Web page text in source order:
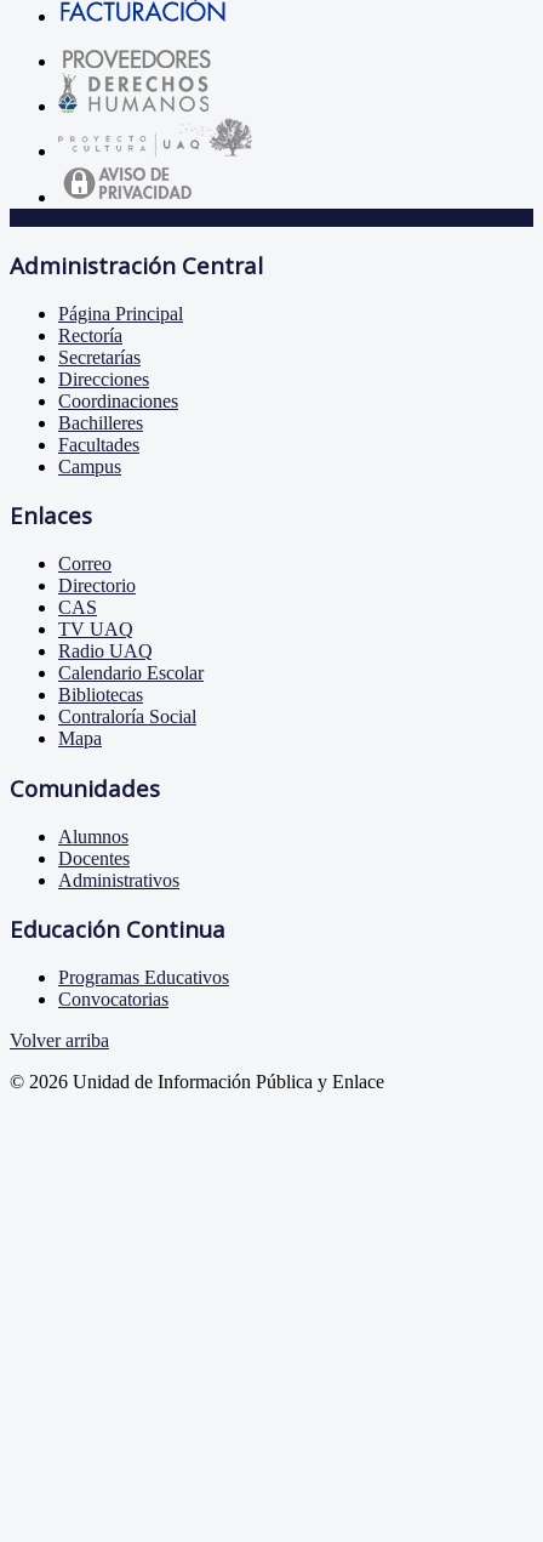
Administración Central
Página Principal
Rectoría
Secretarías
Direcciones
Coordinaciones
Bachilleres
Facultades
Campus
Enlaces
Correo
Directorio
CAS
TV UAQ
Radio UAQ
Calendario Escolar
Bibliotecas
Contraloría Social
Mapa
Comunidades
Alumnos
Docentes
Administrativos
Educación Continua
Programas Educativos
Convocatorias
Volver arriba
© 2026 Unidad de Información Pública y Enlace